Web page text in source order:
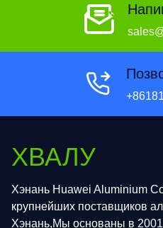
ХВАЛУ
Хэнань Huawei Aluminium
крупнейших поставщиков
Хэнань,Мы основаны в